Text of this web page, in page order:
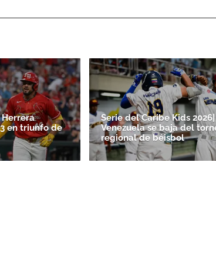
en triunfo de
Serie del Caribe Kids 2026|
Venezuela se baja del
regional de béisbol